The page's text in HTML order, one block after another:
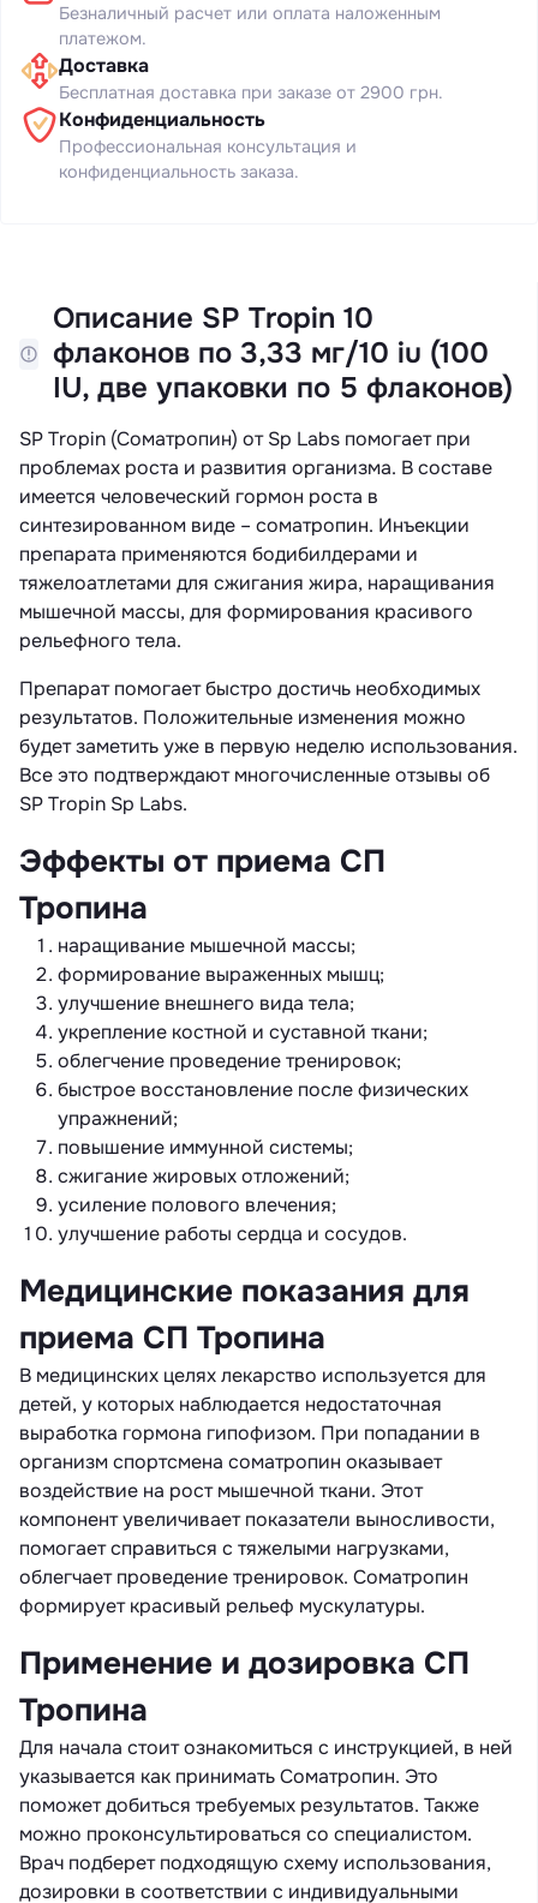
Безналичный расчет или оплата наложенным
платежом.
Доставка
Бесплатная доставка при заказе от 2900 грн.
Конфиденциальность
Профессиональная консультация и
конфиденциальность заказа.
Описание SP Tropin 10
флаконов по 3,33 мг/10 iu (100
IU, две упаковки по 5 флаконов)
SP Tropin (Соматропин) от Sp Labs помогает при
проблемах роста и развития организма. В составе
имеется человеческий гормон роста в
синтезированном виде – соматропин. Инъекции
препарата применяются бодибилдерами и
тяжелоатлетами для сжигания жира, наращивания
мышечной массы, для формирования красивого
рельефного тела.
Препарат помогает быстро достичь необходимых
результатов. Положительные изменения можно
будет заметить уже в первую неделю использования.
Все это подтверждают многочисленные отзывы об
SP Tropin Sp Labs.
Эффекты от приема СП
Тропина
наращивание мышечной массы;
формирование выраженных мышц;
улучшение внешнего вида тела;
укрепление костной и суставной ткани;
облегчение проведение тренировок;
быстрое восстановление после физических
упражнений;
повышение иммунной системы;
сжигание жировых отложений;
усиление полового влечения;
улучшение работы сердца и сосудов.
Медицинские показания для
приема СП Тропина
В медицинских целях лекарство используется для
детей, у которых наблюдается недостаточная
выработка гормона гипофизом. При попадании в
организм спортсмена соматропин оказывает
воздействие на рост мышечной ткани. Этот
компонент увеличивает показатели выносливости,
помогает справиться с тяжелыми нагрузками,
облегчает проведение тренировок. Соматропин
формирует красивый рельеф мускулатуры.
Применение и дозировка СП
Тропина
Для начала стоит ознакомиться с инструкцией, в ней
указывается как принимать Соматропин. Это
поможет добиться требуемых результатов. Также
можно проконсультироваться со специалистом.
Врач подберет подходящую схему использования,
дозировки в соответствии с индивидуальными